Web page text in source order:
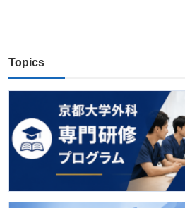
Topics